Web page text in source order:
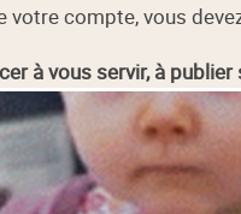
votre compte, vous
à vous servir, à publier